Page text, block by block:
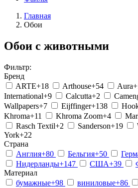
Главная
Обои
Обои с животными
Фильтр:
Бренд
ARTE+18 Arthouse+54 Aura
International+9 Calcutta+2
Wallpapers+7 Eijffinger+138
Khroma+11 Khroma Zoom+4
Rasch Textil+2 Sanderson+19
York+22
Страна
Англия+80 Бельгия+50
Нидерланды+147 США+39
Материал
бумажные+98 виниловые+86